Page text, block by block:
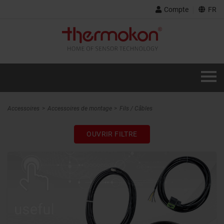
Compte FR
Accessoires Accessoires de montage Fils / Câbles
OUVRIR FILTRE